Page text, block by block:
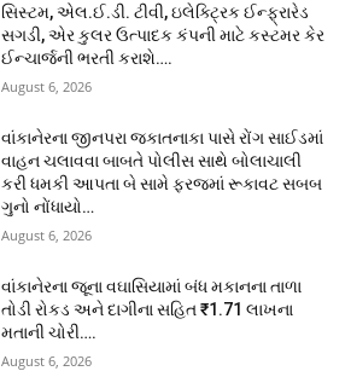
સિસ્ટમ, એલ.ઈ.ડી. ટીવી, ઇલેક્ટ્રિક ઈન્ફ્રારેડ
સગડી, એર કુલર ઉત્પાદક કંપની માટે કસ્ટમર કેર
ઈન્ચાર્જની ભરતી કરાશે….
August 6, 2026
વાંકાનેરના જીનપરા જકાતનાકા પાસે રોંગ સાઈડમાં
વાહન ચલાવવા બાબતે પોલીસ સાથે બોલાચાલી
કરી ધમકી આપતા બે સામે ફરજમાં રૂકાવટ સબબ
ગુનો નોંધાયો…
August 6, 2026
વાંકાનેરના જૂના વઘાસિયામાં બંધ મકાનના તાળા
તોડી રોકડ અને દાગીના સહિત ₹1.71 લાખના
મતાની ચોરી….
August 6, 2026